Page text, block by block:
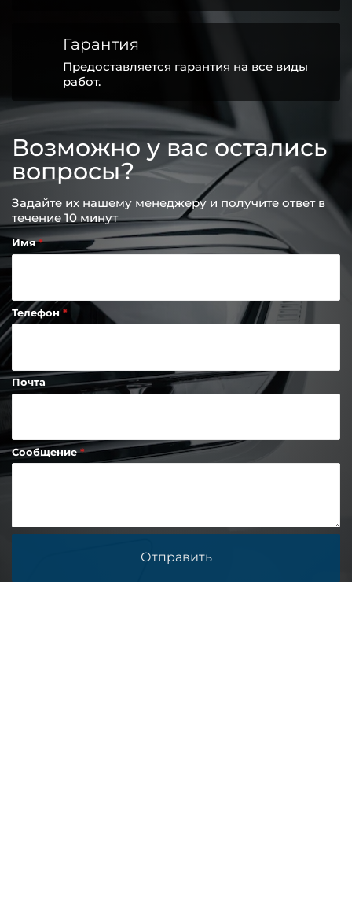
Гарантия
Предоставляется гарантия на все виды
работ.
Возможно у вас остались
вопросы?
Задайте их нашему менеджеру и получите ответ в
течение 10 минут
Имя
Телефон
Почта
Сообщение